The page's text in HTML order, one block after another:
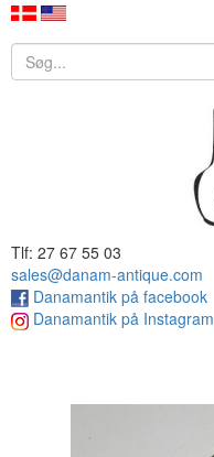
Tlf: 27 67 55 03
sales@danam-antique.com
Danamantik på facebook
Danamantik på Instagram